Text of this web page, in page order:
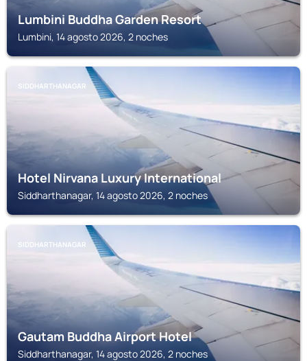
Lumbini Buddha Garden Resort
Lumbini, 14 agosto 2026, 2 noches
SIDDHARTHANAGAR
Hotel Nirvana Luxury International
Siddharthanagar, 14 agosto 2026, 2 noches
SIDDHARTHANAGAR
Gautam Buddha Airport Hotel
Siddharthanagar, 14 agosto 2026, 2 noches